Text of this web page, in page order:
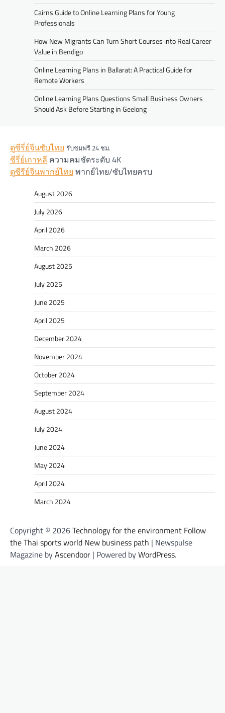
Cairns Guide to Online Learning Plans for Young
Professionals
How New Migrants Can Turn Short Courses into Real Career
Value in Bendigo
Online Learning Plans in Ballarat: A Practical Guide for
Remote Workers
Online Learning Plans Questions Small Business Owners
Should Ask Before Starting in Geelong
ดูซีรี่ย์จีนซับไทย รับชมฟรี 24 ชม.
ซีรี่ย์เกาหลี ความคมชัดระดับ 4K
ดูซีรีย์จีนพากย์ไทย พากย์ไทย/ซับไทยครบ
August 2026
July 2026
April 2026
March 2026
August 2025
July 2025
June 2025
April 2025
December 2024
November 2024
October 2024
September 2024
August 2024
July 2024
June 2024
May 2024
April 2024
March 2024
Copyright © 2026Technology for the environment Follow
the Thai sports world New business path | Newspulse
Magazine byAscendoor | Powered byWordPress.